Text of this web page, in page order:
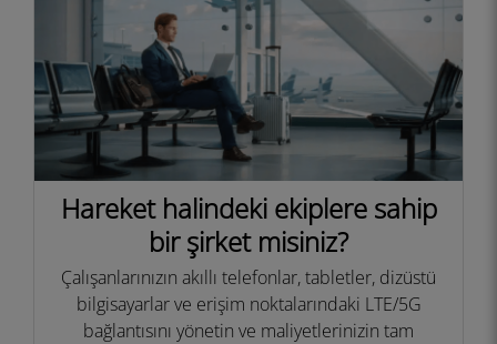
Hareket halindeki ekiplere sahip
bir şirket misiniz?
Çalışanlarınızın akıllı telefonlar, tabletler, dizüstü
bilgisayarlar ve erişim noktalarındaki LTE/5G
bağlantısını yönetin ve maliyetlerinizin tam